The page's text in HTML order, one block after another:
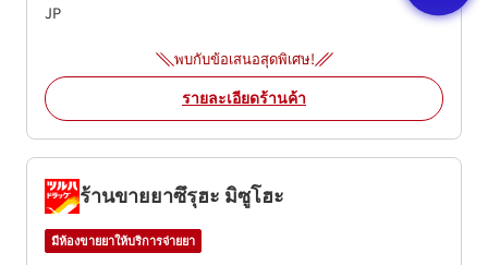
JP
พบกับข้อเสนอสุดพิเศษ!
รายละเอียดร้านค้า
ร้านขายยาซึรุฮะ มิซูโฮะ
มีห้องขายยาให้บริการจ่ายยา